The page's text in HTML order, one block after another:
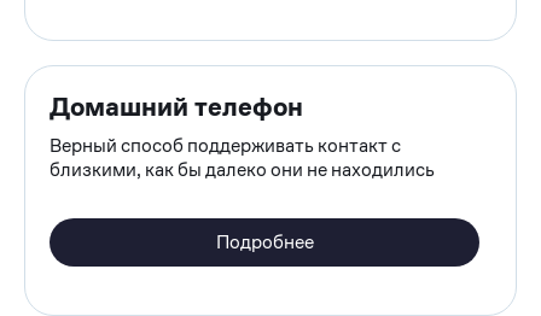
Список
услуг
Домашний телефон
Верный способ поддерживать контакт с
близкими, как бы далеко они не находились
Подробнее